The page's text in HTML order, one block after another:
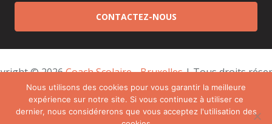
CONTACTEZ-NOUS
© 2026 Coach Scolaire - Bruxelles | Tous droits
Powered byPrivium – Des services qui soutiennent
vos soins. Pour psychologues, psychotherapeutes et
hypnotherapeutes.
Nous utilisons des cookies pour vous garantir la meilleure
expérience sur notre site. Si vous continuez à utiliser ce
dernier, nous considérerons que vous acceptez l'utilisation des